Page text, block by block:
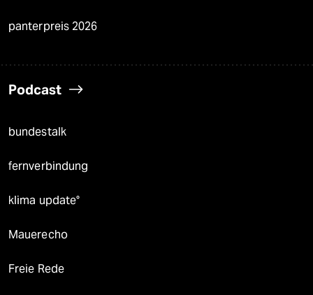
panterpreis 2026
Podcast
bundestalk
fernverbindung
klima update°
Mauerecho
Freie Rede